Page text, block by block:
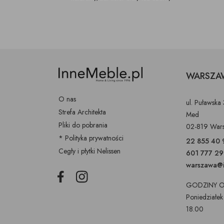
O nas
Strefa Architekta
Pliki do pobrania
* Polityka prywatności
Cegły i płytki Nelissen
FacebookInstagram
ul.
Med
02-819
22 855 40
601 777
GODZINY
18.00